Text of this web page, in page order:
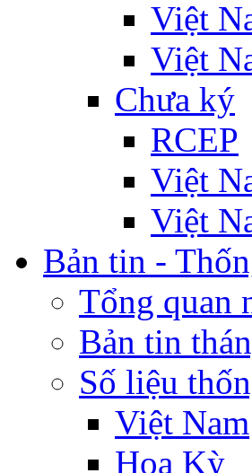
Việt
Việt
Chưa ký
RCEP
Việt
Việt
Bản tin -
Tổng quan
Bản tin
Số liệu
Việt Nam
Hoa Kỳ